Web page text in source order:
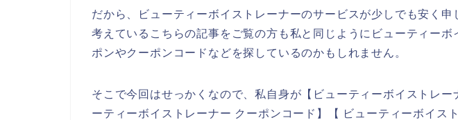
だから、ビューティーボイストレーナーのサービスが少しでも安く申
考えているこちらの記事をご覧の方も私と同じようにビューティーボ
ポンやクーポンコードなどを探しているのかもしれません。
そこで今回はせっかくなので、私自身が【ビューティーボイストレー
ーティーボイストレーナー クーポンコード】【 ビューティーボイス